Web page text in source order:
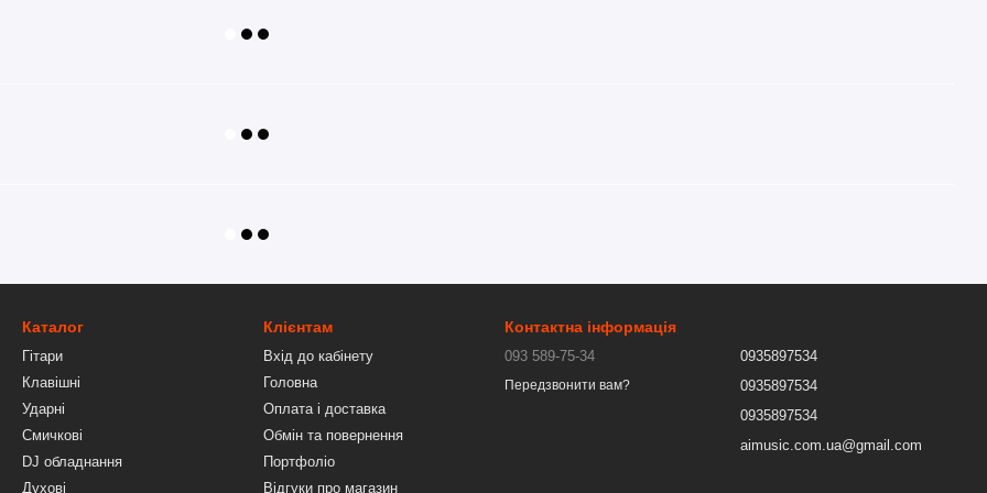
Каталог
Гітари
Клавішні
Ударні
Смичкові
DJ обладнання
Духові
Клієнтам
Вхід до кабінету
Головна
Оплата і доставка
Обмін та повернення
Портфоліо
Відгуки про магазин
Контактна інформація
093 589-75-34
Передзвонити вам?
0935897534
0935897534
0935897534
aimusic.com.ua@gmail.com